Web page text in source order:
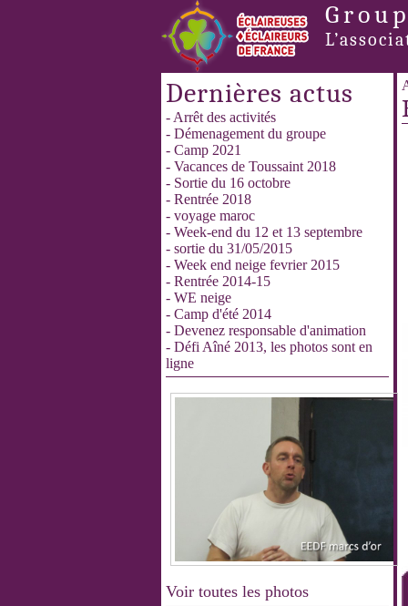
Dernières actus
- Arrêt des activités
- Démenagement du groupe
- Camp 2021
- Vacances de Toussaint 2018
- Sortie du 16 octobre
- Rentrée 2018
- voyage maroc
- Week-end du 12 et 13 septembre
- sortie du 31/05/2015
- Week end neige fevrier 2015
- Rentrée 2014-15
- WE neige
- Camp d'été 2014
- Devenez responsable d'animation
- Défi Aîné 2013, les photos sont en
ligne
Voir toutes les photos